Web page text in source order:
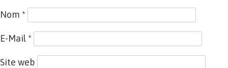
Nom *
E-Mail *
Site web